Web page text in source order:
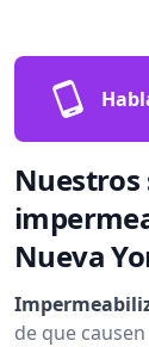
Nuestros
Nueva
de que